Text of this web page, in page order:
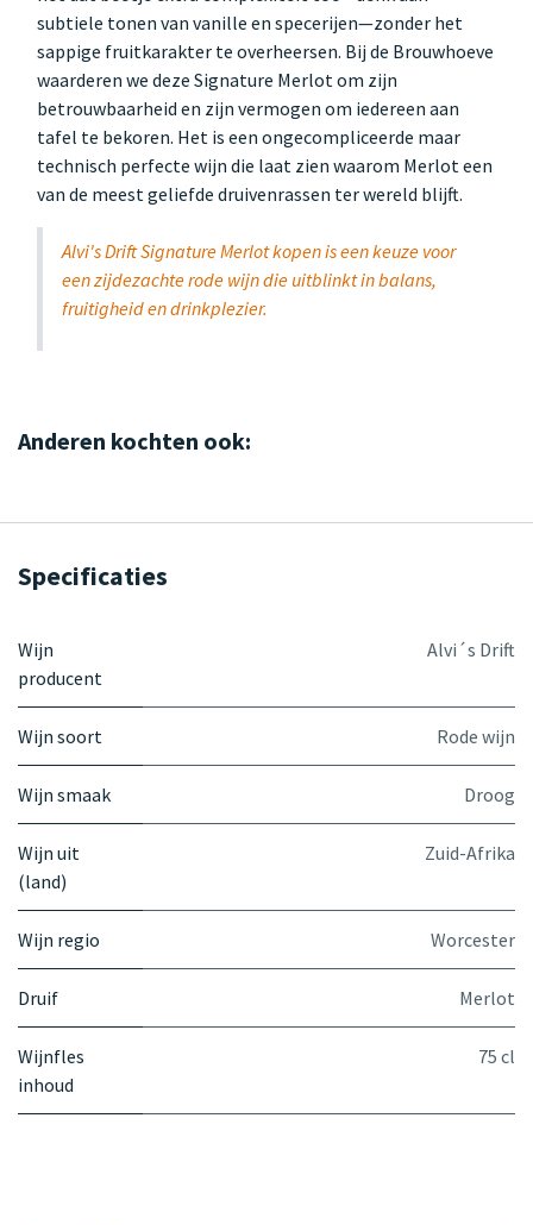
subtiele tonen van vanille en specerijen—zonder het
sappige fruitkarakter te overheersen. Bij de Brouwhoeve
waarderen we deze Signature Merlot om zijn
betrouwbaarheid en zijn vermogen om iedereen aan
tafel te bekoren. Het is een ongecompliceerde maar
technisch perfecte wijn die laat zien waarom Merlot een
van de meest geliefde druivenrassen ter wereld blijft.
Alvi's Drift Signature Merlot kopen is een keuze voor
een zijdezachte rode wijn die uitblinkt in balans,
fruitigheid en drinkplezier.
Anderen kochten ook:
Specificaties
Wijn
producent
Alvi´s Drift
Wijn soort Rode wijn
Wijn smaak Droog
Wijn uit
(land)
Zuid-Afrika
Wijn regio Worcester
Druif Merlot
Wijnfles
inhoud
75 cl